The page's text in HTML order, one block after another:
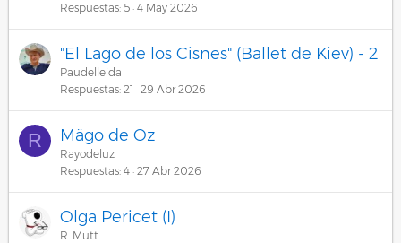
Respuestas 5 4 May 2026
"El Lago de los Cisnes" (Ballet de Kiev) - 2
Paudelleida
Respuestas 21 29 Abr 2026
R Mägo de Oz
Rayodeluz
Respuestas 4 27 Abr 2026
Olga Pericet (I)
R. Mutt